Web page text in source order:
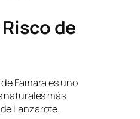
de
Famara es uno
naturales más
Lanzarote.